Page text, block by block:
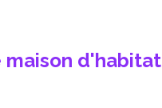
maison